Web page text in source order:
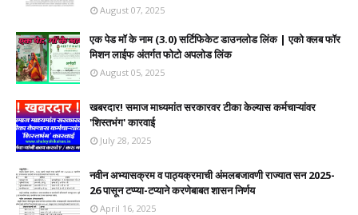
August 07, 2025
एक पेड मॉ के नाम (3.0) सर्टिफिकेट डाउनलोड लिंक | एको क्लब फॉर
मिशन लाईफ अंतर्गत फोटो अपलोड लिंक
August 05, 2025
खबरदार! समाज माध्यमांत सरकारवर टीका केल्यास कर्मचाऱ्यांवर
'शिस्तभंग' कारवाई
July 28, 2025
नवीन अभ्यासक्रम व पाठ्यक्रमाची अंमलबजावणी राज्यात सन 2025-
26 पासून टप्प्या-टप्याने करणेबाबत शासन निर्णय
April 16, 2025